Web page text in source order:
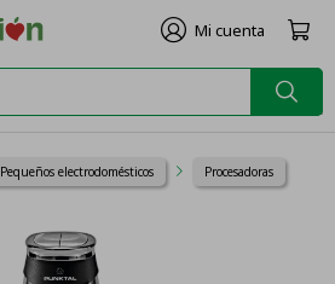
Pequeños electrodomésticos Procesadoras